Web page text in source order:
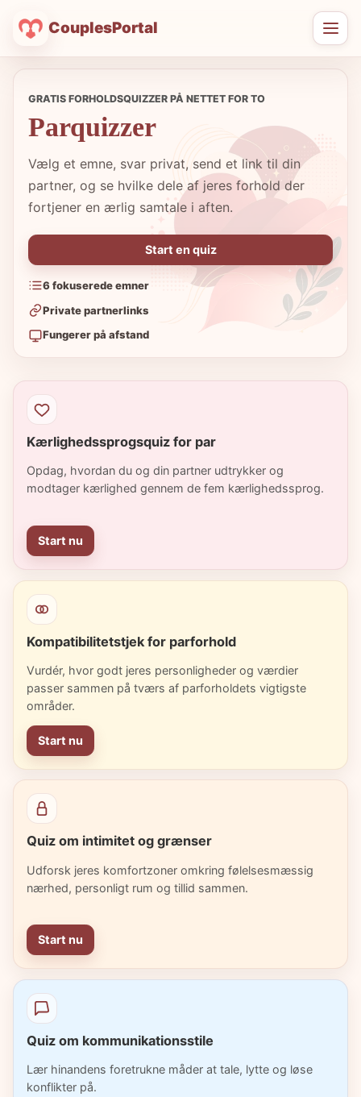
CouplesPortal
Åbn
GRATIS FORHOLDSQUIZZER PÅ NETTET FOR TO
Parquizzer
Vælg et emne, svar privat, send et link til din
partner, og se hvilke dele af jeres forhold der
fortjener en ærlig samtale i aften.
Start en quiz
6 fokuserede emner
Private partnerlinks
Fungerer på afstand
Kærlighedssprogsquiz for par
Opdag, hvordan du og din partner udtrykker og
modtager kærlighed gennem de fem kærlighedssprog.
Start nu
Kompatibilitetstjek for parforhold
Vurdér, hvor godt jeres personligheder og værdier
passer sammen på tværs af parforholdets vigtigste
områder.
Start nu
Quiz om intimitet og grænser
Udforsk jeres komfortzoner omkring følelsesmæssig
nærhed, personligt rum og tillid sammen.
Start nu
Quiz om kommunikationsstile
Lær hinandens foretrukne måder at tale, lytte og løse
konflikter på.